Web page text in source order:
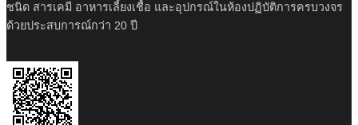
ชนิด สารเคมี อาหารเลี้ยงเชื้อ และอุปกรณ์ในห้องปฏิบัติการครบวงจร
ด้วยประสบการณ์กว่า 20 ปี